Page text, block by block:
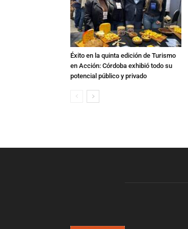
Éxito en la quinta edición de Turismo
en Acción: Córdoba exhibió todo su
potencial público y privado